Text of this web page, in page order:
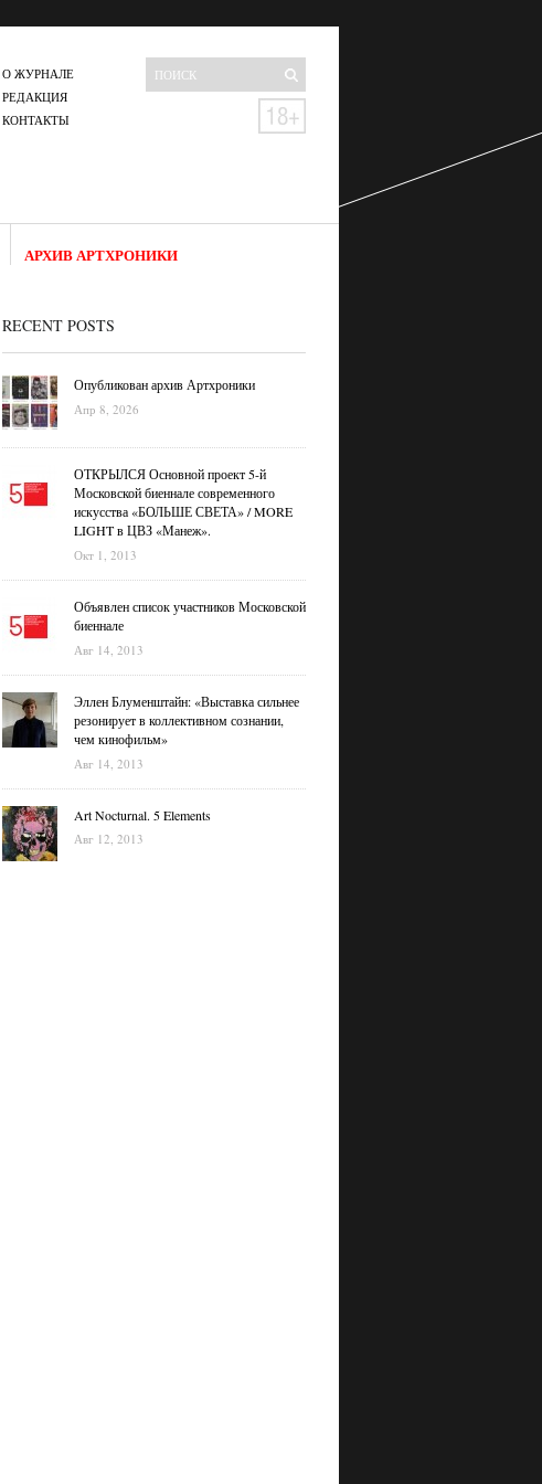
О ЖУРНАЛЕ
РЕДАКЦИЯ
КОНТАКТЫ
АРХИВ АРТХРОНИКИ
RECENT POSTS
Опубликован архив Артхроники
Апр 8, 2026
ОТКРЫЛСЯ Основной проект 5-й
Московской биеннале современного
искусства «БОЛЬШЕ СВЕТА» / MORE
LIGHT в ЦВЗ «Манеж».
Окт 1, 2013
Объявлен список участников Московской
биеннале
Авг 14, 2013
Эллен Блуменштайн: «Выставка сильнее
резонирует в коллективном сознании,
чем кинофильм»
Авг 14, 2013
Art Nocturnal. 5 Elements
Авг 12, 2013